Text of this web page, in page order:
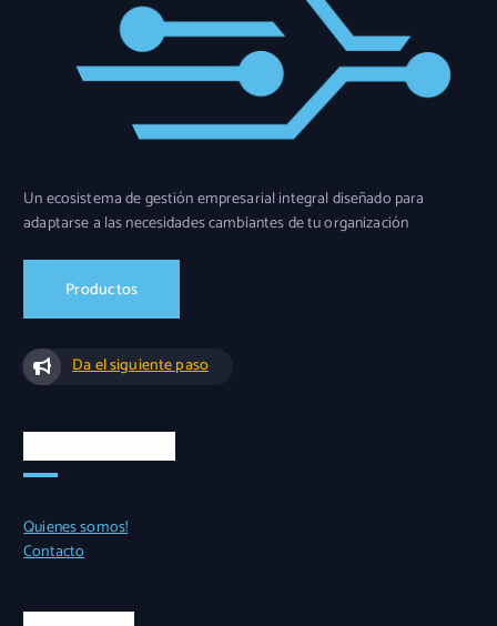
Un ecosistema de gestión empresarial integral diseñado para
adaptarse a las necesidades cambiantes de tu organización
Productos
Da el siguiente paso
Quienes somos!
Contacto